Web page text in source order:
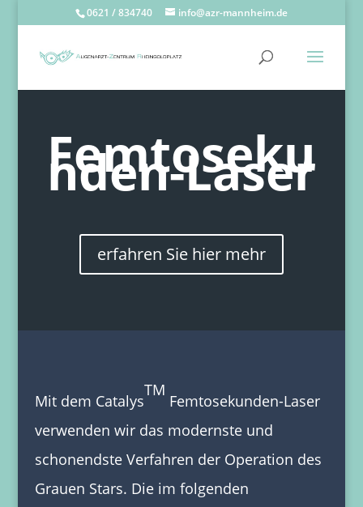
0621 / 834740 info@azr-mannheim.de
Femtoseku
nden-Laser
erfahren Sie hier mehr
Mit dem Catalys
TM
Femtosekunden-Laser
verwenden wir das modernste und
schonendste Verfahren der Operation des
Grauen Stars. Die im folgenden